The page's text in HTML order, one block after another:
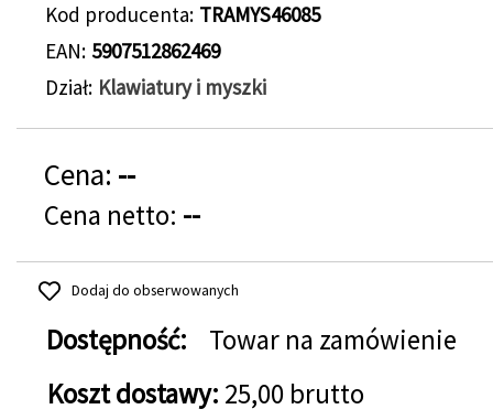
Kod producenta TRAMYS46085
EAN 5907512862469
Dział Klawiatury i myszki
Cena: --
Cena netto: --
Dodaj do obserwowanych
Dostępność:
Towar na zamówienie
Koszt dostawy: 25,00 brutto